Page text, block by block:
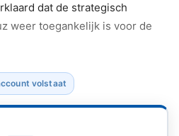
dat de strategisch
weer toegankelijk is voor de
volstaat